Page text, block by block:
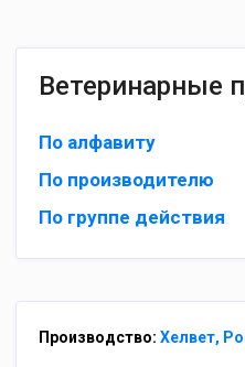
Ветеринарные
По алфавиту
По производителю
По группе действия
Производство: Хелвет,